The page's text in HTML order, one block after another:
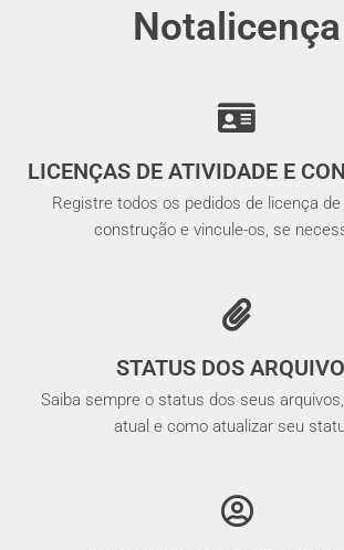
Notalicença
LICENÇAS DE ATIVIDADE E
Registre todos os pedidos de licença
construção e vincule-os, se
STATUS DOS
Saiba sempre o status dos seus
atual e como atualizar seu